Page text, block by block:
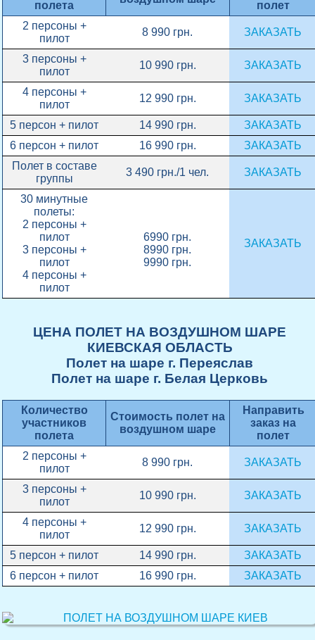
полета
полет
2 персоны +
пилот
8 990 грн. ЗАКАЗАТЬ
3 персоны +
пилот
10 990 грн. ЗАКАЗАТЬ
4 персоны +
пилот
12 990 грн. ЗАКАЗАТЬ
5 персон + пилот 14 990 грн.
ЗАКАЗАТЬ
6 персон + пилот
16 990 грн.
ЗАКАЗАТЬ
Полет в составе
группы
3 490 грн./1 чел. ЗАКАЗАТЬ
30 минутные
полеты:
2 персоны +
пилот
3 персоны +
пилот
4 персоны +
пилот
6990 грн.
8990 грн.
9990 грн.
ЗАКАЗАТЬ
ЦЕНА ПОЛЕТ НА ВОЗДУШНОМ ШАРЕ
КИЕВСКАЯ ОБЛАСТЬ
Полет на шаре г. Переяслав
Полет на шаре г. Белая Церковь
Количество
участников
полета
Стоимость полет на
воздушном шаре
Направить
заказ на
полет
2 персоны +
пилот
8 990 грн. ЗАКАЗАТЬ
3 персоны +
пилот
10 990 грн. ЗАКАЗАТЬ
4 персоны +
пилот
12 990 грн. ЗАКАЗАТЬ
5 персон + пилот 14 990 грн.
ЗАКАЗАТЬ
6 персон + пилот
16 990 грн. ЗАКАЗАТЬ